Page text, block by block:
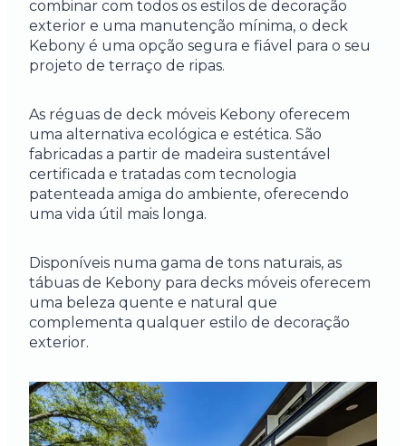
combinar com todos os estilos de decoração
exterior e uma manutenção mínima, o deck
Kebony é uma opção segura e fiável para o seu
projeto de terraço de ripas.
As réguas de deck móveis Kebony oferecem
uma alternativa ecológica e estética. São
fabricadas a partir de madeira sustentável
certificada e tratadas com tecnologia
patenteada amiga do ambiente, oferecendo
uma vida útil mais longa.
Disponíveis numa gama de tons naturais, as
tábuas de Kebony para decks móveis oferecem
uma beleza quente e natural que
complementa qualquer estilo de decoração
exterior.